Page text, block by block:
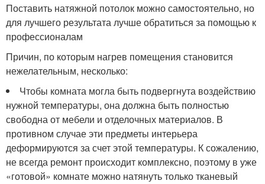
Поставить натяжной потолок можно самостоятельно, но
для лучшего результата лучше обратиться за помощью к
профессионалам
Причин, по которым нагрев помещения становится
нежелательным, несколько:
Чтобы комната могла быть подвергнута воздействию
нужной температуры, она должна быть полностью
свободна от мебели и отделочных материалов. В
противном случае эти предметы интерьера
деформируются за счет этой температуры. К сожалению,
не всегда ремонт происходит комплексно, поэтому в уже
«готовой» комнате можно натянуть только тканевый